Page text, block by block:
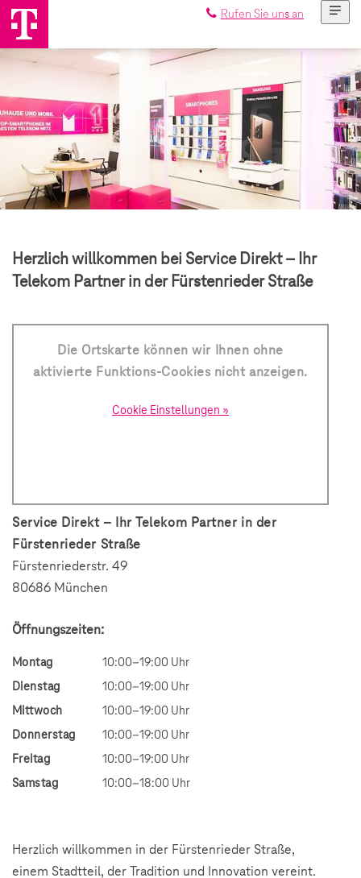
Rufen Sie uns an
Herzlich willkommen bei Service Direkt – Ihr
Telekom Partner in der Fürstenrieder Straße
Die Ortskarte können wir Ihnen ohne
aktivierte Funktions-Cookies nicht anzeigen.
Cookie Einstellungen »
Service Direkt – Ihr Telekom Partner in der
Fürstenrieder Straße
Fürstenriederstr. 49
80686 München
Öffnungszeiten:
Montag
10:00–19:00 Uhr
Dienstag
10:00–19:00 Uhr
Mittwoch
10:00–19:00 Uhr
Donnerstag
10:00–19:00 Uhr
Freitag
10:00–19:00 Uhr
Samstag
10:00–18:00 Uhr
Herzlich willkommen in der Fürstenrieder Straße,
einem Stadtteil, der Tradition und Innovation vereint.